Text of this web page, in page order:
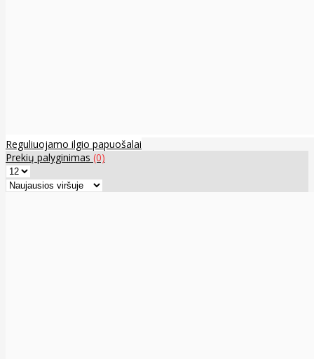
Reguliuojamo ilgio papuošalai
Prekių palyginimas (0)